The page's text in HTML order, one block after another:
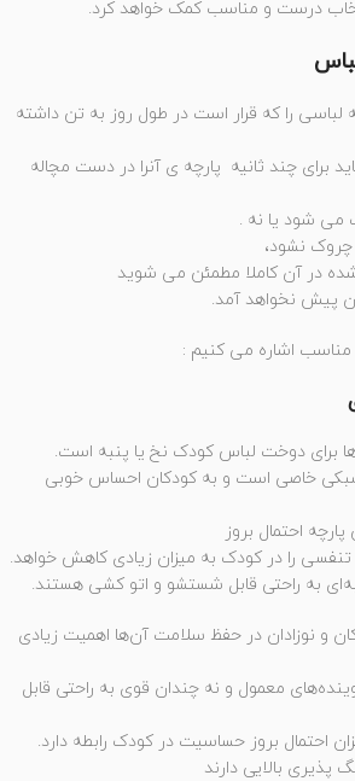
درست و مناسب کمک خواهد کرد.
لباسی را که قرار است در طول روز به تن داشته
برای چند ثانیه پارچه ی آنرا در دست مچاله
می شود یا نه .
چروک نشود،
در آن کاملا مطمئن می شوید
پیش نخواهد آمد.
مناسب اشاره می کنیم :
برای دوخت لباس کودک نخ یا پنبه است.
خاصی است و به کودکان احساس خوبی
احتمال بروز
را در کودک به میزان زیادی کاهش خواهد.
به راحتی قابل شستشو و اتو کشی هستند.
و نوزادان در حفظ سلامت آن‌ها اهمیت زیادی
معمول و نه چندان قوی به راحتی قابل
احتمال بروز حساسیت در کودک رابطه دارد.
بالایی دارند